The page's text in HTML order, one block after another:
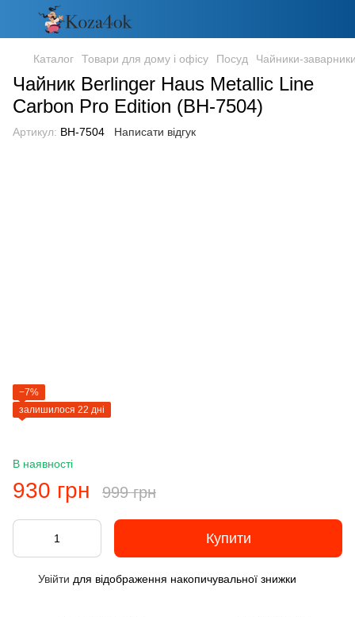
Каталог Товари для дому і офісу Посуд Чайники-
Чайник Berlinger Haus Metallic Line
Carbon Pro Edition (BH-7504)
Артикул: BH-7504 Написати відгук
−7%
залишилося 22 дні
В наявності
930 грн 999 грн
Купити
Увійти для відображення накопичувальної знижки